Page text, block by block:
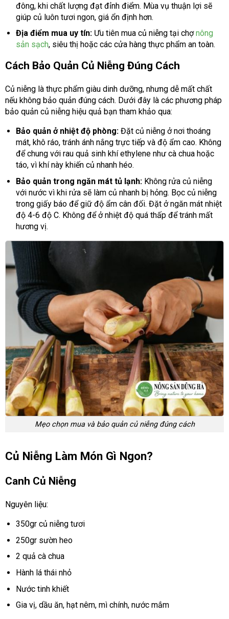
đông, khi chất lượng đạt đỉnh điểm. Mùa vụ thuận lợi sẽ
giúp củ luôn tươi ngon, giá ổn định hơn.
Địa điểm mua uy tín:Ưu tiên mua củ niễng tại chợnông
sản sạch, siêu thị hoặc các cửa hàng thực phẩm an toàn.
Cách Bảo Quản Củ Niễng Đúng Cách
Củ niễng là thực phẩm giàu dinh dưỡng, nhưng dễ mất chất
nếu không bảo quản đúng cách. Dưới đây là các phương pháp
bảo quản củ niễng hiệu quả bạn tham khảo qua:
Bảo quản ở nhiệt độ phòng:Đặt củ niễng ở nơi thoáng
mát, khô ráo, tránh ánh nắng trực tiếp và độ ẩm cao. Không
để chung với rau quả sinh khí ethylene như cà chua hoặc
táo, vì khí này khiến củ nhanh héo.
Bảo quản trong ngăn mát tủ lạnh:Không rửa củ niễng
với nước vì khi rửa sẽ làm củ nhanh bị hỏng. Bọc củ niễng
trong giấy báo để giữ độ ẩm cân đối. Đặt ở ngăn mát nhiệt
độ 4-6 độ C. Không để ở nhiệt độ quá thấp để tránh mất
hương vị.
Mẹo chọn mua và bảo quản củ niễng đúng cách
Củ Niễng Làm Món Gì Ngon?
Canh Củ Niễng
Nguyên liệu:
350gr củ niễng tươi
250gr sườn heo
2 quả cà chua
Hành lá thái nhỏ
Nước tinh khiết
Gia vị, dầu ăn, hạt nêm, mì chính, nước mắm